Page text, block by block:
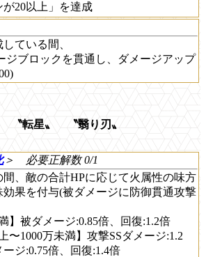
が20以上」を達成
ている間、
ジブロックを貫通し、ダメージアップ
〝転星〟 〝翳り刃〟
＞
必要正解数 0/1
間、敵の合計HPに応じて火属性の味方
効果を付与(被ダメージに防御貫通攻撃
満】被ダメージ:0.85倍、回復:1.2倍
〜1000万未満】攻撃SSダメージ:1.2
ジ:0.75倍、回復:1.4倍